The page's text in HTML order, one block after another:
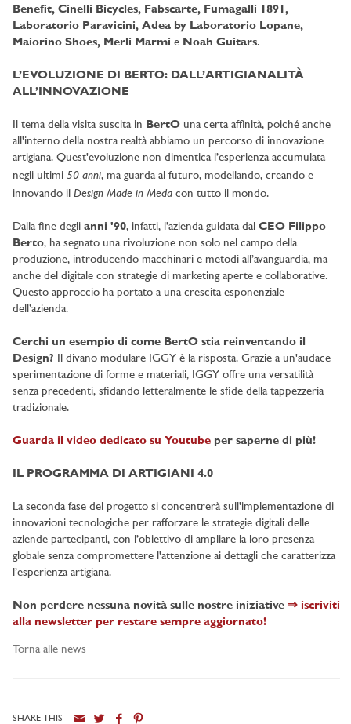
Benefit, Cinelli Bicycles, Fabscarte, Fumagalli 1891,
Laboratorio Paravicini, Adea by Laboratorio Lopane,
Maiorino Shoes, Merli Marmi e Noah Guitars.
L’EVOLUZIONE DI BERTO: DALL’ARTIGIANALITÀ
ALL’INNOVAZIONE
Il tema della visita suscita in BertO una certa affinità, poiché anche
all'interno della nostra realtà abbiamo un percorso di innovazione
artigiana. Quest'evoluzione non dimentica l’esperienza accumulata
negli ultimi 50 anni, ma guarda al futuro, modellando, creando e
innovando il Design Made in Meda con tutto il mondo.
Dalla fine degli anni '90, infatti, l’azienda guidata dal CEO Filippo
Berto, ha segnato una rivoluzione non solo nel campo della
produzione, introducendo macchinari e metodi all’avanguardia, ma
anche del digitale con strategie di marketing aperte e collaborative.
Questo approccio ha portato a una crescita esponenziale
dell’azienda.
Cerchi un esempio di come BertO stia reinventando il
Design? Il divano modulare IGGY è la risposta. Grazie a un'audace
sperimentazione di forme e materiali, IGGY offre una versatilità
senza precedenti, sfidando letteralmente le sfide della tappezzeria
tradizionale.
Guarda il video dedicato su Youtube per saperne di più!
IL PROGRAMMA DI ARTIGIANI 4.0
La seconda fase del progetto si concentrerà sull'implementazione di
innovazioni tecnologiche per rafforzare le strategie digitali delle
aziende partecipanti, con l’obiettivo di ampliare la loro presenza
globale senza compromettere l'attenzione ai dettagli che caratterizza
l’esperienza artigiana.
Non perdere nessuna novità sulle nostre iniziative ⇒ iscriviti
alla newsletter per restare sempre aggiornato!
Torna alle news
SHARE THIS